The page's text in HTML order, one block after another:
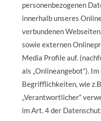
personenbezogenen
innerhalb unseres
verbundenen
sowie externen
Media Profile auf.
als „Onlineangebot“).
Begrifflichkeiten, wie
„Verantwortlicher“
im Art. 4 der